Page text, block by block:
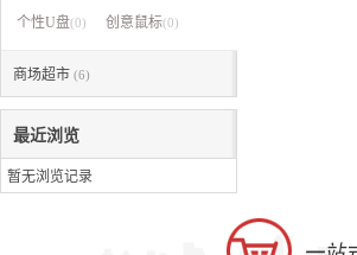
个性U盘(0) 创意鼠标(0)
商场超市 (6)
最近浏览
暂无浏览记录